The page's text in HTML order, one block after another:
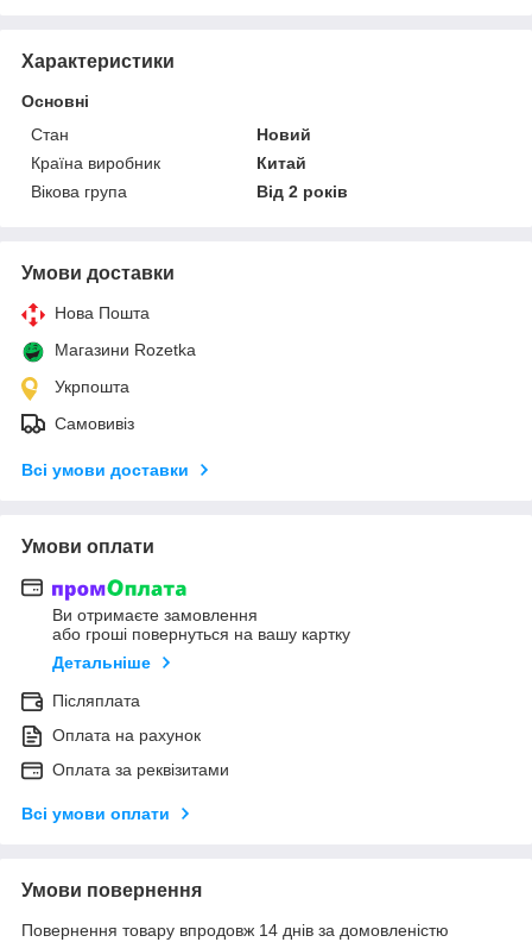
Характеристики
Основні
Стан
Новий
Країна виробник
Китай
Вікова група
Від 2 років
Умови доставки
Нова Пошта
Магазини Rozetka
Укрпошта
Самовивіз
Всі умови доставки
Умови оплати
Ви отримаєте замовлення
або гроші повернуться на вашу картку
Детальніше
Післяплата
Оплата на рахунок
Оплата за реквізитами
Всі умови оплати
Умови повернення
Повернення товару впродовж 14 днів за домовленістю